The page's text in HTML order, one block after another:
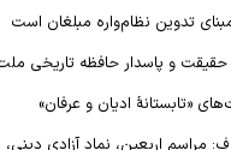
تدوین نظام‌واره مبلغان است
حقیقت و پاسدار حافظه تاریخی ملت
«تابستانهٔ ادیان و عرفان»
مراسم اربعین، نماد آزادی